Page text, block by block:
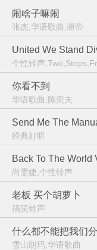
闹啥子嘛闹
张杰,华语歌曲,谢帝
United We Stand
个性铃声
你看不到
华语歌曲,陈奕夫
Send Me The
经典好听
Back To The World
尚雯婕,个性铃声
老板 买个胡萝卜
搞笑铃声
什么都不能把我们
雪山朗玛,华语歌曲